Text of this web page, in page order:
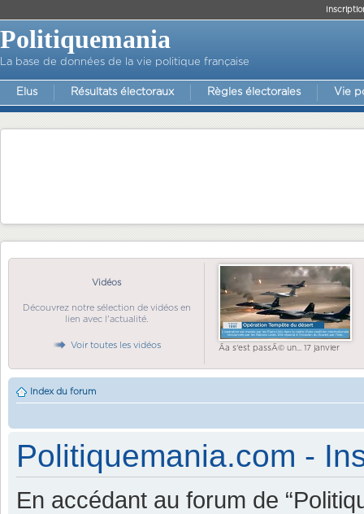
Politiquemania
La base de données de la vie politique française
Elus Résultats électoraux Règles électorales Vie
Vidéos
Découvrez notre sélection de vidéos en
lien avec l'actualité.
Voir toutes les vidéos Ãa s'est passÃ© un... 17 janvier
Index du forum
Politiquemania.com -
En accédant au forum de